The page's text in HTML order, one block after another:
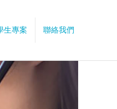
生專案 聯絡我們